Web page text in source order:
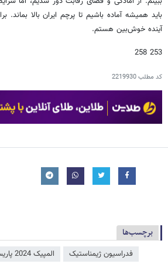
آینده خوش‌بین هستم.
253 258
کد مطلب2219930
برچسب‌ها
فدراسیون ژیمناستیک المپیک 2024 پاریس